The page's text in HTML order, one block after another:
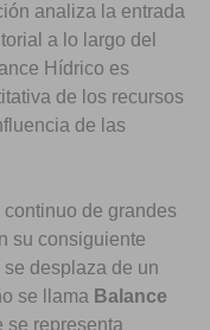
analiza la entrada
a lo largo del
Hídrico es
de los recursos
de las
de grandes
su consiguiente
desplaza de un
se llama Balance
se representa